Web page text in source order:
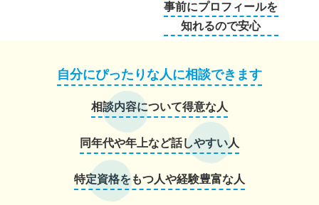
事前にプロフィールを
知れるので安心
自分にぴったりな人に相談できます
相談内容について得意な人
同年代や年上など話しやすい人
特定資格をもつ人や経験豊富な人